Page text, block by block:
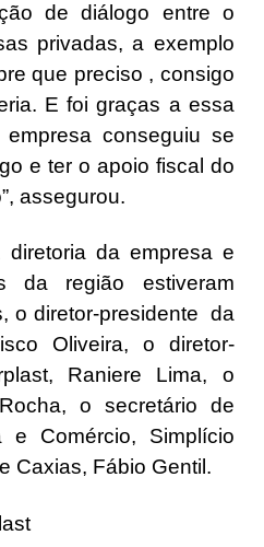
de diálogo entre o
privadas, a exemplo
que preciso , consigo
E foi graças a essa
conseguiu se
e ter o apoio fiscal do
assegurou.
diretoria da empresa e
da região estiveram
o diretor-presidente da
Oliveira, o diretor-
Raniere Lima, o
o secretário de
e Comércio, Simplício
Caxias, Fábio Gentil.